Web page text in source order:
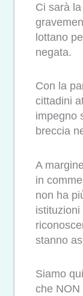
Ci sarà
lottano
negata.
Con la
cittadini
impegno
breccia
A
in
non ha
stanno
Siamo
che NON